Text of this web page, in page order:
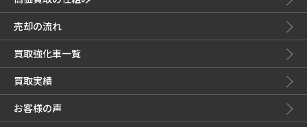
売却の流れ
買取強化車一覧
買取実績
お客様の声